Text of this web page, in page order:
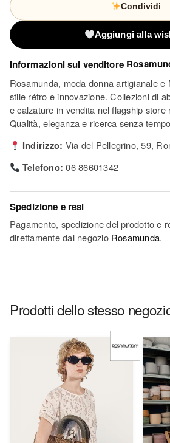
Condividi
Aggiungi alla
Informazioni sul venditore
Rosamunda, moda donna artigianale e
stile rétro e innovazione. Collezioni di
e calzature in vendita nel flagship store
Qualità, eleganza e ricerca senza
Indirizzo: Via del Pellegrino, 59,
Telefono: 06 86601342
Spedizione e resi
Pagamento, spedizione del prodotto e
direttamente dal negozio Rosamunda.
Prodotti dello stesso